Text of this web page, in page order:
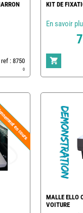
ref : 8750
0
KIT DE
En savoir
MALLE ELLO
VOITURE